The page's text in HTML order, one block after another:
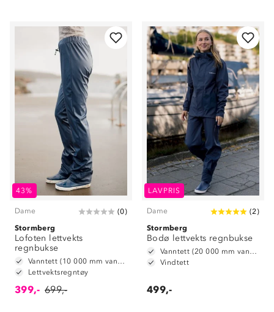
43%
Dame (0)
Stormberg
Lofoten lettvekts
regnbukse
Vanntett (10 000 mm vannsøyle)
Lettvektsregntøy
399,- 699,-
LAVPRIS
Dame (2)
Stormberg
Bodø lettvekts regnbukse
Vanntett (20 000 mm vannsøyle)
Vindtett
499,-